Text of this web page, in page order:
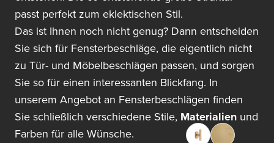
passt perfekt zum eklektischen Stil.
Das ist Ihnen noch nicht genug? Dann entscheiden
Sie sich für Fensterbeschläge, die eigentlich nicht
zu Tür- und Möbelbeschlägen passen, und sorgen
Sie so für einen interessanten Blickfang. In
unserem Angebot an Fensterbeschlägen finden
Sie schließlich verschiedene Stile, Materialien und
Farben für alle Wünsche.